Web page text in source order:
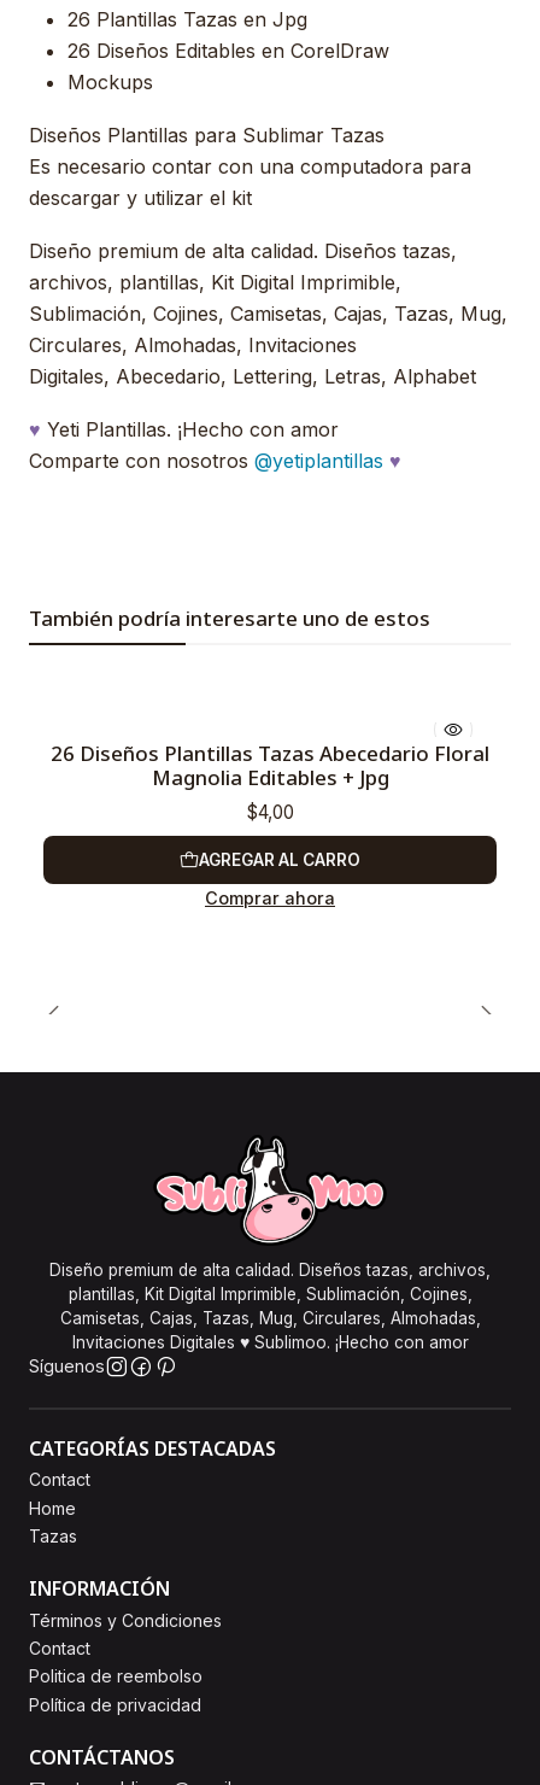
26 Plantillas Tazas en Jpg
26 Diseños Editables en CorelDraw
Mockups
Diseños Plantillas para Sublimar Tazas
Es necesario contar con una computadora para
descargar y utilizar el kit
Diseño premium de alta calidad. Diseños tazas,
archivos, plantillas, Kit Digital Imprimible,
Sublimación, Cojines, Camisetas, Cajas, Tazas, Mug,
Circulares, Almohadas, Invitaciones
Digitales, Abecedario, Lettering, Letras, Alphabet
♥ Yeti Plantillas. ¡Hecho con amor
Comparte con nosotros @yetiplantillas ♥
También podría interesarte uno de estos
26 Diseños Plantillas Tazas Abecedario Floral
Magnolia Editables + Jpg
$4,00
AGREGAR AL CARRO
Comprar ahora
Diseño premium de alta calidad. Diseños tazas, archivos,
plantillas, Kit Digital Imprimible, Sublimación, Cojines,
Camisetas, Cajas, Tazas, Mug, Circulares, Almohadas,
Invitaciones Digitales ♥ Sublimoo. ¡Hecho con amor
Síguenos
CATEGORÍAS DESTACADAS
Contact
Home
Tazas
INFORMACIÓN
Términos y Condiciones
Contact
Politica de reembolso
Política de privacidad
CONTÁCTANOS